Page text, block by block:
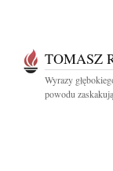
TOMASZ
Wyrazy
powodu